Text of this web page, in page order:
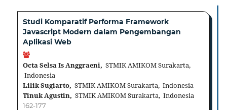
Studi Komparatif Performa Framework
Javascript Modern dalam Pengembangan
Aplikasi Web
Octa Selsa Is Anggraeni, STMIK AMIKOM Surakarta,
Indonesia
Lilik Sugiarto, STMIK AMIKOM Surakarta, Indonesia
Tinuk Agustin, STMIK AMIKOM Surakarta, Indonesia
162-177